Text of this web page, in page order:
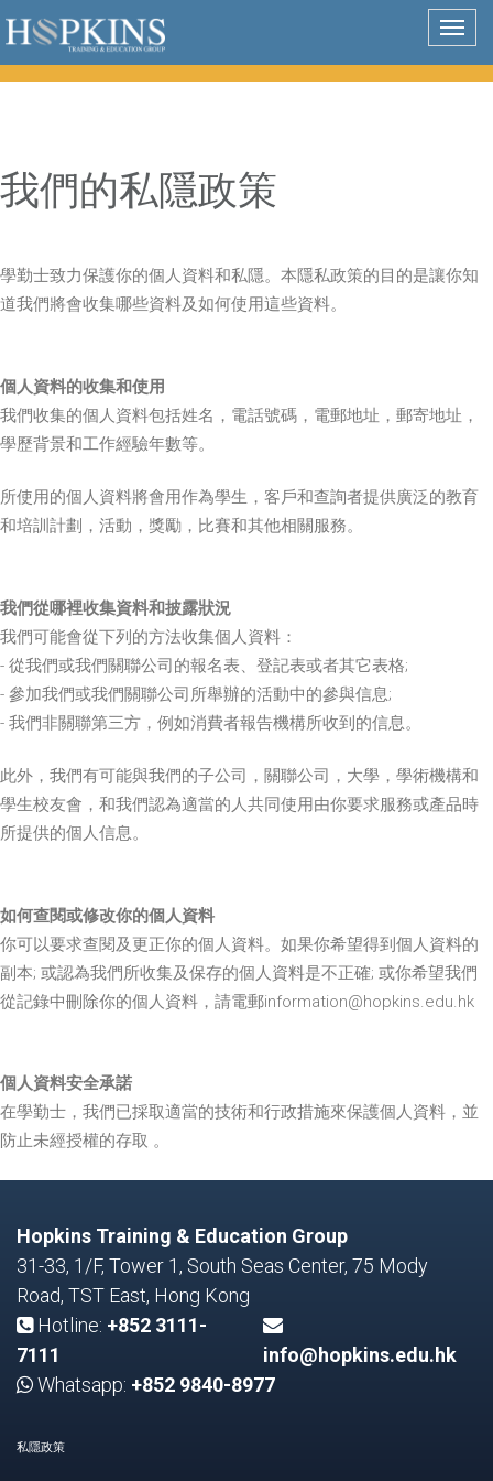
我們的私隱政策
學勤士致力保護你的個人資料和私隱。本隱私政策的目的是讓你知
道我們將會收集哪些資料及如何使用這些資料。
個人資料的收集和使用
我們收集的個人資料包括姓名，電話號碼，電郵地址，郵寄地址，
學歷背景和工作經驗年數等。
所使用的個人資料將會用作為學生，客戶和查詢者提供廣泛的教育
和培訓計劃，活動，獎勵，比賽和其他相關服務。
我們從哪裡收集資料和披露狀況
我們可能會從下列的方法收集個人資料：
- 從我們或我們關聯公司的報名表、登記表或者其它表格;
- 參加我們或我們關聯公司所舉辦的活動中的參與信息;
- 我們非關聯第三方，例如消費者報告機構所收到的信息。
此外，我們有可能與我們的子公司，關聯公司，大學，學術機構和
學生校友會，和我們認為適當的人共同使用由你要求服務或產品時
所提供的個人信息。
如何查閱或修改你的個人資料
你可以要求查閱及更正你的個人資料。如果你希望得到個人資料的
副本; 或認為我們所收集及保存的個人資料是不正確; 或你希望我們
從記錄中刪除你的個人資料，請電郵information@hopkins.edu.hk
個人資料安全承諾
在學勤士，我們已採取適當的技術和行政措施來保護個人資料，並
防止未經授權的存取 。
Hopkins Training & Education Group
31-33, 1/F, Tower 1, South Seas Center, 75 Mody
Road, TST East, Hong Kong
Hotline: +852 3111-
7111
info@hopkins.edu.hk
Whatsapp: +852 9840-8977
私隱政策